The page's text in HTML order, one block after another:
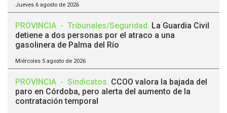
Jueves 6 agosto de 2026
PROVINCIA - Tribunales/Seguridad. La Guardia Civil
detiene a dos personas por el atraco a una
gasolinera de Palma del Río
Miércoles 5 agosto de 2026
PROVINCIA - Sindicatos. CCOO valora la bajada del
paro en Córdoba, pero alerta del aumento de la
contratación temporal